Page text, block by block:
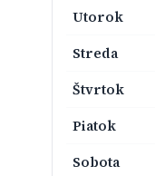
Utorok
Streda
Štvrtok
Piatok
Sobota